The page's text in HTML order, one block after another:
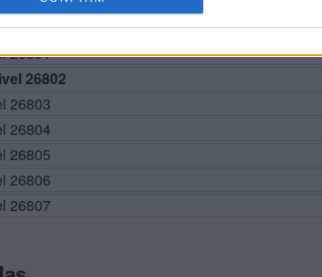
26800
26801
26802
26803
26804
26805
26806
26807